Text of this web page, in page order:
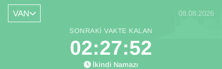
VAN 08.08.2026
SONRAKI VAKTE KALAN
02:27:52
İkindi Namazı